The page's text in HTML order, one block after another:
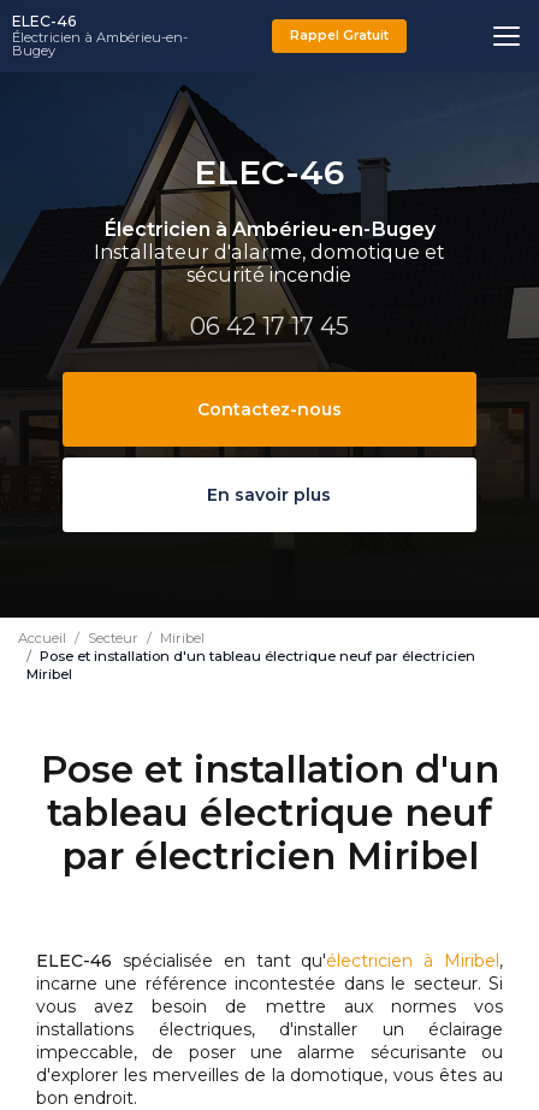
Aller
au
contenu
ELEC-46
Électricien à Ambérieu-en-
Bugey
Rappel Gratuit
ELEC-46
Électricien à Ambérieu-en-Bugey
Installateur d'alarme, domotique et
sécurité incendie
06 42 17 17 45
Contactez-nous
En savoir plus
Accueil Secteur
Miribel
Pose et installation d'un tableau électrique neuf par électricien
Miribel
Pose et installation d'un
tableau électrique neuf
par électricien Miribel
ELEC-46 spécialisée en tant qu'électricien à Miribel,
incarne une référence incontestée dans le secteur. Si
vous avez besoin de mettre aux normes vos
installations électriques, d'installer un éclairage
impeccable, de poser une alarme sécurisante ou
d'explorer les merveilles de la domotique, vous êtes au
bon endroit.